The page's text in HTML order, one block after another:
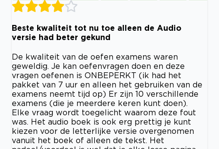
Beste kwaliteit tot nu toe alleen de Audio
versie had beter gekund
De kwaliteit van de oefen examens waren
geweldig. Je kan oefenvragen doen en deze
vragen oefenen is ONBEPERKT (ik had het
pakket van 7 uur en alleen het gebruiken van de
examens neemt tijd op) Er zijn 10 verschillende
examens (die je meerdere keren kunt doen).
Elke vraag wordt toegelicht waarom deze fout
was. Het audio boek is ook erg prettig je kunt
kiezen voor de letterlijke versie overgenomen
vanuit het boek of alleen de tekst. Het